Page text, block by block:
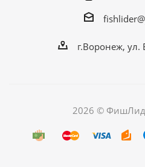
г.Воронеж,
2026 ©